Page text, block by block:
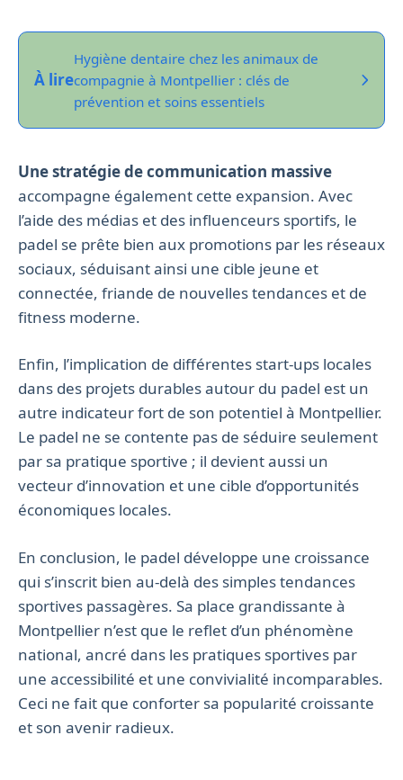
À lire
Hygiène dentaire chez les animaux de
compagnie à Montpellier : clés de
prévention et soins essentiels
Une stratégie de communication massive
accompagne également cette expansion. Avec
l’aide des médias et des influenceurs sportifs, le
padel se prête bien aux promotions par les réseaux
sociaux, séduisant ainsi une cible jeune et
connectée, friande de nouvelles tendances et de
fitness moderne.
Enfin, l’implication de différentes start-ups locales
dans des projets durables autour du padel est un
autre indicateur fort de son potentiel à Montpellier.
Le padel ne se contente pas de séduire seulement
par sa pratique sportive ; il devient aussi un
vecteur d’innovation et une cible d’opportunités
économiques locales.
En conclusion, le padel développe une croissance
qui s’inscrit bien au-delà des simples tendances
sportives passagères. Sa place grandissante à
Montpellier n’est que le reflet d’un phénomène
national, ancré dans les pratiques sportives par
une accessibilité et une convivialité incomparables.
Ceci ne fait que conforter sa popularité croissante
et son avenir radieux.